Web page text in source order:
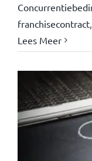
franchisecontract,
Lees Meer